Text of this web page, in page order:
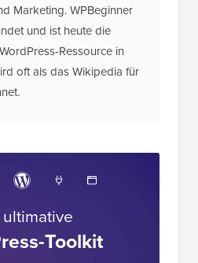
Marketing. WPBeginner
und ist heute die
Ressource in
oft als das Wikipedia für
Toolkit